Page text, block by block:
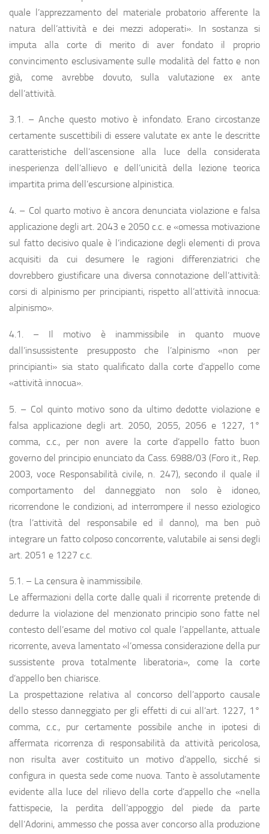
quale l’apprezzamento del materiale probatorio afferente la
natura dell’attività e dei mezzi adoperati». In sostanza si
imputa alla corte di merito di aver fondato il proprio
convincimento esclusivamente sulle modalità del fatto e non
già, come avrebbe dovuto, sulla valutazione ex ante
dell’attività.
3.1. – Anche questo motivo è infondato. Erano circostanze
certamente suscettibili di essere valutate ex ante le descritte
caratteristiche dell’ascensione alla luce della considerata
inesperienza dell’allievo e dell’unicità della lezione teorica
impartita prima dell’escursione alpinistica.
4. – Col quarto motivo è ancora denunciata violazione e falsa
applicazione degli art. 2043 e 2050 c.c. e «omessa motivazione
sul fatto decisivo quale è l’indicazione degli elementi di prova
acquisiti da cui desumere le ragioni differenziatrici che
dovrebbero giustificare una diversa connotazione dell’attività:
corsi di alpinismo per principianti, rispetto all’attività innocua:
alpinismo».
4.1. – Il motivo è inammissibile in quanto muove
dall’insussistente presupposto che l’alpinismo «non per
principianti» sia stato qualificato dalla corte d’appello come
«attività innocua».
5. – Col quinto motivo sono da ultimo dedotte violazione e
falsa applicazione degli art. 2050, 2055, 2056 e 1227, 1°
comma, c.c., per non avere la corte d’appello fatto buon
governo del principio enunciato da Cass. 6988/03 (Foro it., Rep.
2003, voce Responsabilità civile, n. 247), secondo il quale il
comportamento del danneggiato non solo è idoneo,
ricorrendone le condizioni, ad interrompere il nesso eziologico
(tra l’attività del responsabile ed il danno), ma ben può
integrare un fatto colposo concorrente, valutabile ai sensi degli
art. 2051 e 1227 c.c.
5.1. – La censura è inammissibile.
Le affermazioni della corte dalle quali il ricorrente pretende di
dedurre la violazione del menzionato principio sono fatte nel
contesto dell’esame del motivo col quale l’appellante, attuale
ricorrente, aveva lamentato «l’omessa considerazione della pur
sussistente prova totalmente liberatoria», come la corte
d’appello ben chiarisce.
La prospettazione relativa al concorso dell’apporto causale
dello stesso danneggiato per gli effetti di cui all’art. 1227, 1°
comma, c.c., pur certamente possibile anche in ipotesi di
affermata ricorrenza di responsabilità da attività pericolosa,
non risulta aver costituito un motivo d’appello, sicché si
configura in questa sede come nuova. Tanto è assolutamente
evidente alla luce del rilievo della corte d’appello che «nella
fattispecie, la perdita dell’appoggio del piede da parte
dell’Adorini, ammesso che possa aver concorso alla produzione